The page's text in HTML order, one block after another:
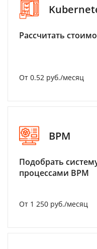
Рассчитать
От 0.52 руб./месяц
BPM
Подобрать
процессами BPM
От 1 250 руб./месяц